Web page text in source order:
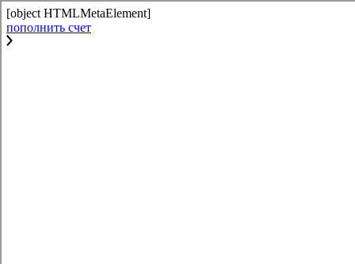
[object HTMLMetaElement]
пополнить счет